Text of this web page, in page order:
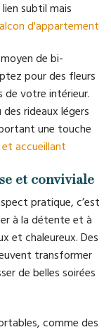
subtil mais
d'appartement
de bi-
pour des fleurs
de votre intérieur.
rideaux légers
une touche
et accueillant
et conviviale
pratique, c’est
à la détente et à
et chaleureux. Des
transformer
de belles soirées
comme des